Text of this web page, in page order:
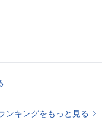
ンキングをもっと見る